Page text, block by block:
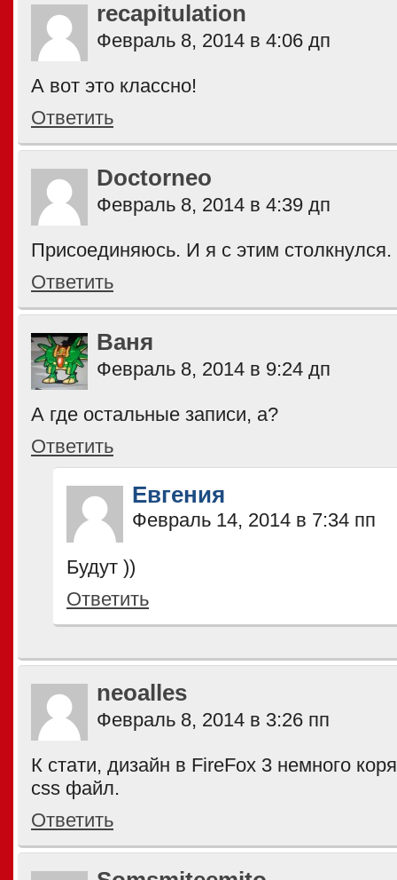
recapitulation
Февраль 8, 2014 в 4:06 дп
А вот это классно!
Ответить
Doctorneo
Февраль 8, 2014 в 4:39 дп
Присоединяюсь. И я с этим столкнулся.
Ответить
Ваня
Февраль 8, 2014 в 9:24 дп
А где остальные записи, а?
Ответить
Евгения
Февраль 14, 2014 в 7:34 пп
Будут ))
Ответить
neoalles
Февраль 8, 2014 в 3:26 пп
К стати, дизайн в FireFox 3 немного
css файл.
Ответить